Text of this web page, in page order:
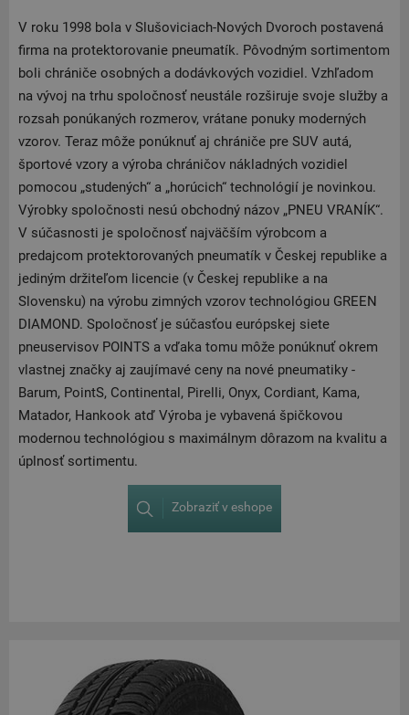
V roku 1998 bola v Slušoviciach-Nových Dvoroch postavená
firma na protektorovanie pneumatík. Pôvodným sortimentom
boli chrániče osobných a dodávkových vozidiel. Vzhľadom
na vývoj na trhu spoločnosť neustále rozširuje svoje služby a
rozsah ponúkaných rozmerov, vrátane ponuky moderných
vzorov. Teraz môže ponúknuť aj chrániče pre SUV autá,
športové vzory a výroba chráničov nákladných vozidiel
pomocou „studených“ a „horúcich“ technológií je novinkou.
Výrobky spoločnosti nesú obchodný názov „PNEU VRANÍK“.
V súčasnosti je spoločnosť najväčším výrobcom a
predajcom protektorovaných pneumatík v Českej republike a
jediným držiteľom licencie (v Českej republike a na
Slovensku) na výrobu zimných vzorov technológiou GREEN
DIAMOND. Spoločnosť je súčasťou európskej siete
pneuservisov POINTS a vďaka tomu môže ponúknuť okrem
vlastnej značky aj zaujímavé ceny na nové pneumatiky -
Barum, PointS, Continental, Pirelli, Onyx, Cordiant, Kama,
Matador, Hankook atď Výroba je vybavená špičkovou
modernou technológiou s maximálnym dôrazom na kvalitu a
úplnosť sortimentu.
Zobraziť v eshope